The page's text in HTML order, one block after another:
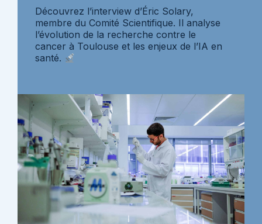
Découvrez l’interview d’Éric Solary,
membre du Comité Scientifique. Il analyse
l’évolution de la recherche contre le
cancer à Toulouse et les enjeux de l’IA en
santé.